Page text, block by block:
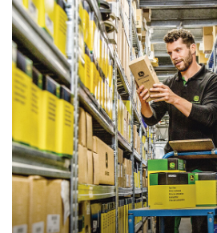
Selecionar uma
Rondonópolis - MT
Rodovia BR-163, Km 119, Caixa
Vetorasso
Rondonópolis - Mato Grosso
Como chegar
Whatsapp